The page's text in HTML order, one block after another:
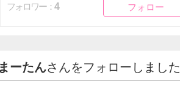
フォロー
フォロー
フォロワー： 4
まーたんさんをフォローしました